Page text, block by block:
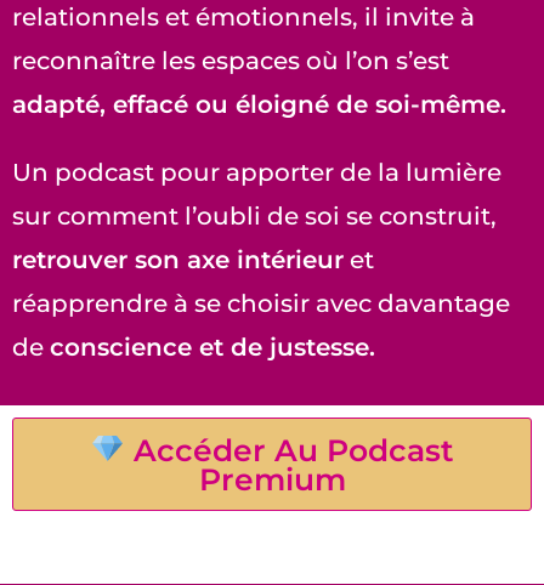
relationnels et émotionnels, il invite à
reconnaître les espaces où l’on s’est
adapté, effacé ou éloigné de soi-même.
Un podcast pour apporter de la lumière
sur comment l’oubli de soi se construit,
retrouver son axe intérieur et
réapprendre à se choisir avec davantage
de conscience et de justesse.
Accéder Au Podcast
Premium